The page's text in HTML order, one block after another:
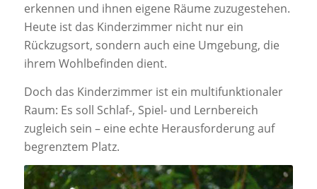
erkennen und ihnen eigene Räume zuzugestehen.
Heute ist das Kinderzimmer nicht nur ein
Rückzugsort, sondern auch eine Umgebung, die
ihrem Wohlbefinden dient.
Doch das Kinderzimmer ist ein multifunktionaler
Raum: Es soll Schlaf-, Spiel- und Lernbereich
zugleich sein – eine echte Herausforderung auf
begrenztem Platz.